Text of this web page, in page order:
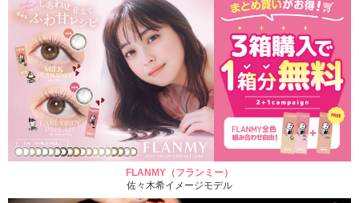
FLANMY（フランミー）
佐々木希イメージモデル